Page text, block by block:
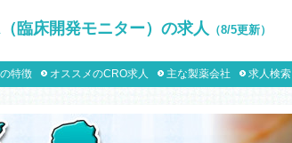
臨床開発モニター）の求人 （8/5更新）
特徴 オススメのCRO求人 主な製薬会社 求人検索